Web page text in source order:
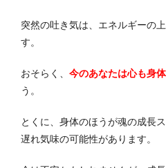
突然の吐き気は、エネルギーの
す。
おそらく、 今のあなたは心も身
う。
とくに、身体のほうが魂の成長
遅れ気味の可能性があります。